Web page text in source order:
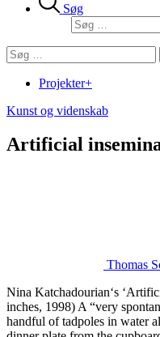
Søg
Søg
efter:
Søg
efter:
Projekter+
Kunst og videnskab
Artificial
Thomas
Nina Katchadourian‘s
inches, 1998) A “very
handful of tadpoles in water